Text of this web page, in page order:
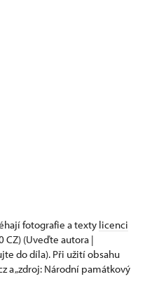
fotografie a texty licenci
CZ) (Uveďte autora |
do díla). Při užití obsahu
a „zdroj: Národní památkový